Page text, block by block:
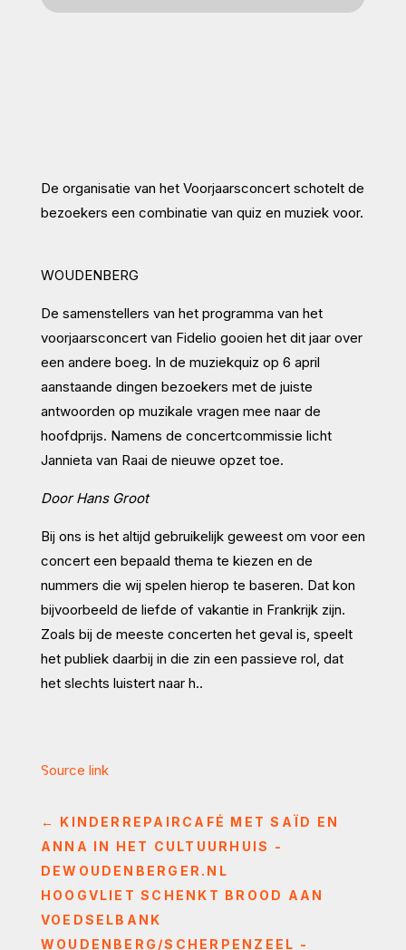
De organisatie van het Voorjaarsconcert schotelt de
bezoekers een combinatie van quiz en muziek voor.
WOUDENBERG
De samenstellers van het programma van het
voorjaarsconcert van Fidelio gooien het dit jaar over
een andere boeg. In de muziekquiz op 6 april
aanstaande dingen bezoekers met de juiste
antwoorden op muzikale vragen mee naar de
hoofdprijs. Namens de concertcommissie licht
Jannieta van Raai de nieuwe opzet toe.
Door Hans Groot
Bij ons is het altijd gebruikelijk geweest om voor een
concert een bepaald thema te kiezen en de
nummers die wij spelen hierop te baseren. Dat kon
bijvoorbeeld de liefde of vakantie in Frankrijk zijn.
Zoals bij de meeste concerten het geval is, speelt
het publiek daarbij in die zin een passieve rol, dat
het slechts luistert naar h..
Source link
← KINDERREPAIRCAFÉ MET SAÏD EN
ANNA IN HET CULTUURHUIS -
DEWOUDENBERGER.NL
HOOGVLIET SCHENKT BROOD AAN
VOEDSELBANK
WOUDENBERG/SCHERPENZEEL -